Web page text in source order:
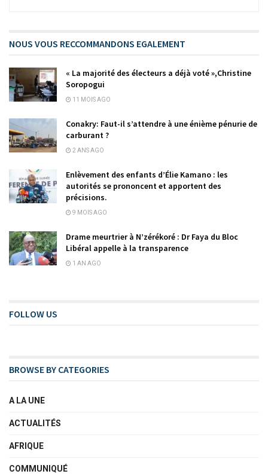
NOUS VOUS RECCOMMANDONS EGALEMENT
« La majorité des électeurs a déjà voté »,Christine
Soropogui
11 MOIS AGO
Conakry: Faut-il s’attendre à une énième pénurie de
carburant ?
2 ANS AGO
Enlèvement des enfants d’Élie Kamano : les
autorités se prononcent et apportent des
précisions.
9 MOIS AGO
Drame meurtrier à N’zérékoré : Dr Faya du Bloc
Libéral appelle à la transparence
1 AN AGO
FOLLOW US
BROWSE BY CATEGORIES
A LA UNE
ACTUALITÉS
AFRIQUE
COMMUNIQUÉ